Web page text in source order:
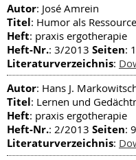
Autor: José Amrein
Titel: Humor als
Heft: praxis ergotherapie
Heft-Nr.: 3/2013 Seiten:
Literaturverzeichnis:
Autor: Hans J.
Titel: Lernen und
Heft: praxis ergotherapie
Heft-Nr.: 2/2013 Seiten:
Literaturverzeichnis: